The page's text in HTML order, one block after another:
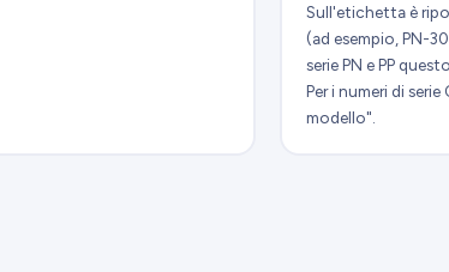
Sull'etichetta è
(ad esempio, PN-
serie PN e PP
Per i numeri di
modello".